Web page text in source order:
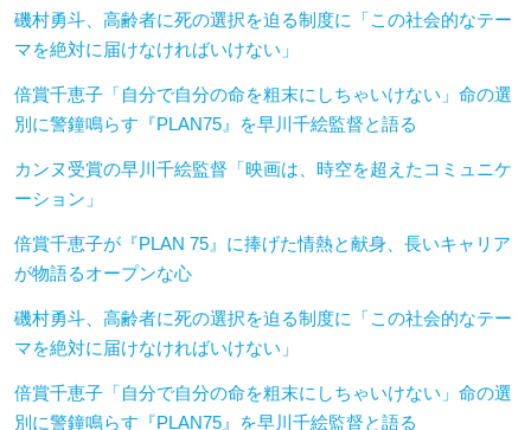
磯村勇斗、高齢者に死の選択を迫る制度に「この社会的なテー
マを絶対に届けなければいけない」
倍賞千恵子「自分で自分の命を粗末にしちゃいけない」命の選
別に警鐘鳴らす『PLAN75』を早川千絵監督と語る
カンヌ受賞の早川千絵監督「映画は、時空を超えたコミュニケ
ーション」
倍賞千恵子が『PLAN 75』に捧げた情熱と献身、長いキャリア
が物語るオープンな心
磯村勇斗、高齢者に死の選択を迫る制度に「この社会的なテー
マを絶対に届けなければいけない」
倍賞千恵子「自分で自分の命を粗末にしちゃいけない」命の選
別に警鐘鳴らす『PLAN75』を早川千絵監督と語る